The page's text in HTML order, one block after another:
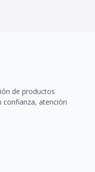
de productos
confianza, atención